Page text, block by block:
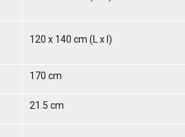
120 x 140 cm (L x l)
170 cm
21.5 cm